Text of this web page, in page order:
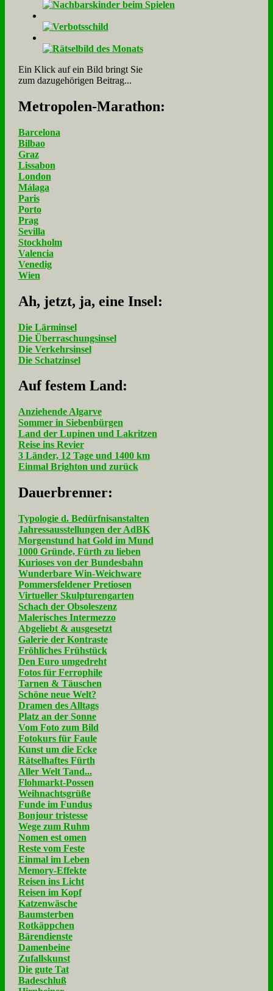
Ein Klick auf ein Bild bringt Sie
zum dazugehörigen Beitrag...
Me­tro­po­len-Ma­ra­thon:
Barcelona
Bilbao
Graz
Lissabon
London
Málaga
Paris
Porto
Prag
Sevilla
Stockholm
Valencia
Venedig
Wien
Ah, jetzt, ja, ei­ne In­sel:
Die Lärminsel
Die Überraschungsinsel
Die Verkehrsinsel
Die Schatzinsel
Auf fe­stem Land:
Anziehende Algarve
Sommer in Siebenbürgen
Land der Lupinen und Lakritzen
Reise ins Revier
3 Länder, 12 Tage und 1400 km
Einmal Brighton und zurück
Dau­er­bren­ner:
Typologie d. Bedürfnisanstalten
Jahressausstellungen der AdBK
Morgenstund hat Gold im Mund
1000 Gründe, Fürth zu lieben
Kurioses von der Bundesbahn
Wunderbare Win-Weichware
Pommersfeldener Pretiosen
Virtueller Skulpturengarten
Schach der Obsoleszenz
Malerisches Intermezzo
Abgeliebt & ausgesetzt
Galerie der Kontraste
Fröhliches Frühstück
Den Euro umgedreht
Fotos für Ferrophile
Tarnen & Täuschen
Schöne neue Welt?
Dramen des Alltags
Platz an der Sonne
Vom Foto zum Bild
Fotokurs für Faule
Kunst um die Ecke
Rätselhaftes Fürth
Aller Welt Tand...
Flohmarkt-Possen
Weihnachtsgrüße
Funde im Fundus
Bonjour tristesse
Wege zum Ruhm
Nomen est omen
Reste vom Feste
Einmal im Leben
Memory-Effekte
Reisen ins Licht
Reisen im Kopf
Katzenwäsche
Baumsterben
Rotkäppchen
Bärendienste
Damenbeine
Zufallskunst
Die gute Tat
Badeschluß